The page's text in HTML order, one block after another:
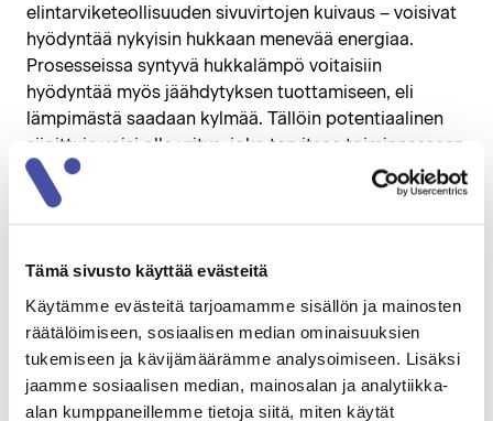
Tämä sivusto käyttää evästeitä
Käytämme evästeitä tarjoamamme sisällön ja mainosten
räätälöimiseen, sosiaalisen median ominaisuuksien
tukemiseen ja kävijämäärämme analysoimiseen. Lisäksi
jaamme sosiaalisen median, mainosalan ja analytiikka-
alan kumppaneillemme tietoja siitä, miten käytät
elintarviketeollisuuden sivuvirtojen kuivaus – voisivat
hyödyntää nykyisin hukkaan menevää energiaa.
Prosesseissa syntyvä hukkalämpö voitaisiin
hyödyntää myös jäähdytyksen tuottamiseen, eli
lämpimästä saadaan kylmää. Tällöin potentiaalinen
sijoittuja voisi olla yritys, joka tarvitsee toiminnassaan
merkittäviä määriä kylmää ja joiden tuotannollisille
ketjuille sijoittuminen Kirkkokalliolle olisi mahdollista.
Kirkkokallio-konferenssissa, joka pidetään
Kankaanpääsalissa. Tapahtumassa puhuvat mm.
Vatajankosken toimitusjohtajaPekka Passisekä
datakeskuksia operoivan kumppaniyritys E-Heatin
toimitusjohtajaLauri Pispa